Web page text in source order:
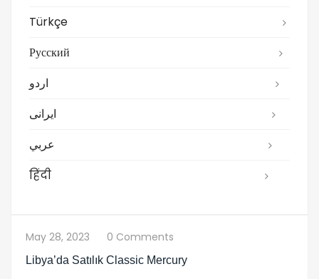
Türkçe
Русский
اردو
ایرانی
عربي
हिंदी
May 28, 2023 0 Comments
Libya’da Satılık Classic Mercury